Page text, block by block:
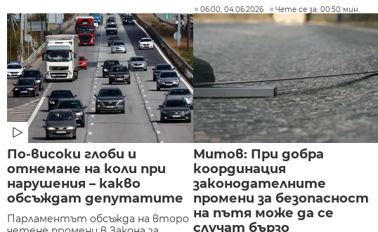
06:00, 04.06.2026 Чете се за: 00:50 мин.
По-високи глоби и
отнемане на коли при
нарушения – какво
обсъждат депутатите
Парламентът обсъжда на второ
Митов: При добра
координация
законодателните
промени за безопасност
на пътя може да се
случат бързо